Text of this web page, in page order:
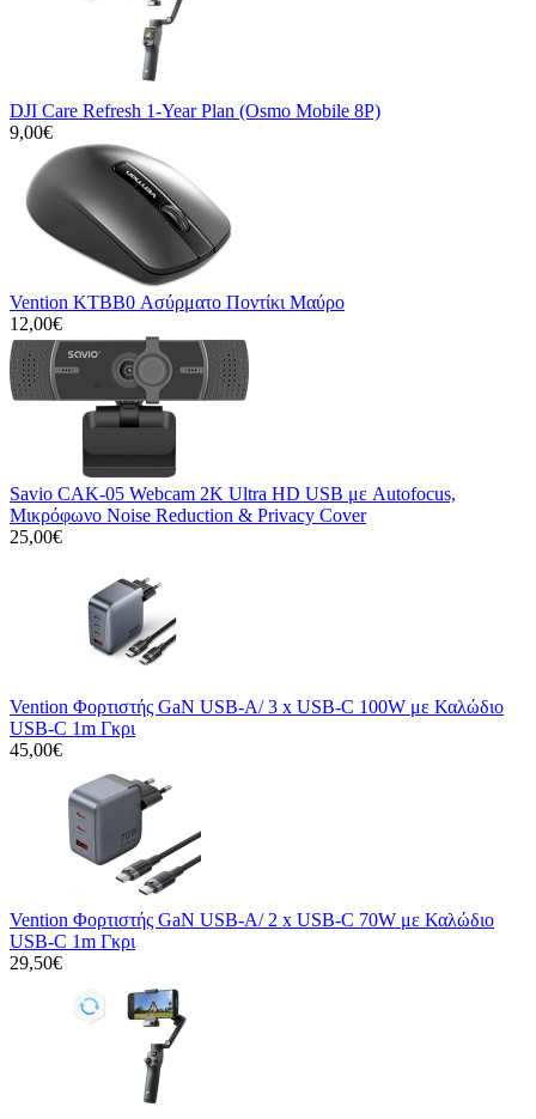
DJI Care Refresh 1-Year Plan (Osmo Mobile 8P)
9,00€
Vention KTBB0 Ασύρματο Ποντίκι Μαύρο
12,00€
Savio CAK-05 Webcam 2K Ultra HD USB με Autofocus,
Μικρόφωνο Noise Reduction & Privacy Cover
25,00€
Vention Φορτιστής GaN USB-A/ 3 x USB-C 100W με Καλώδιο
USB-C 1m Γκρι
45,00€
Vention Φορτιστής GaN USB-A/ 2 x USB-C 70W με Καλώδιο
USB-C 1m Γκρι
29,50€